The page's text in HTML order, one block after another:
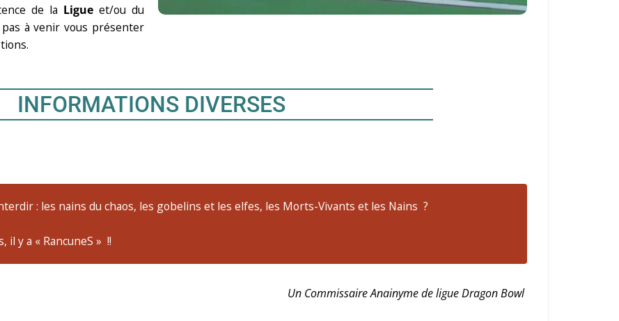
de la Ligueet/ou du
à venir vous présenter
INFORMATIONS DIVERSES​
: les nains du chaos, les gobelins et les elfes, les Morts-Vivants et les Nains ?
il y a « RancuneS » !!
Un CommissaireAnainymede ligue Dragon Bowl